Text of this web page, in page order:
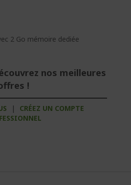
2 Go mémoire dediée
nos meilleures
!
|
CRÉEZ UN COMPTE